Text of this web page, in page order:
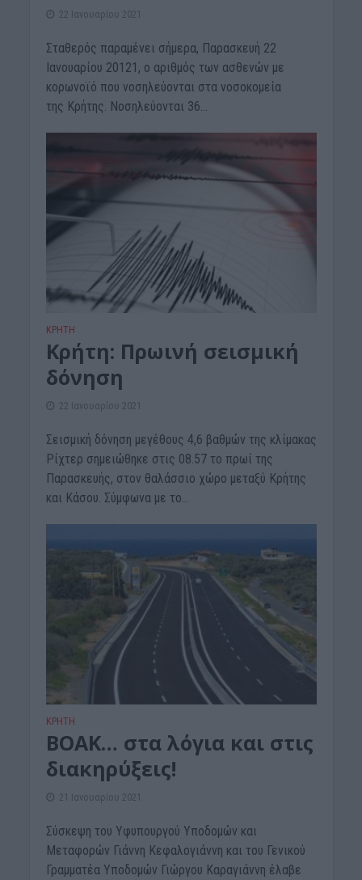
22 Ιανουαρίου 2021
Σταθερός παραμένει σήμερα, Παρασκευή 22
Ιανουαρίου 20121, ο αριθμός των ασθενών με
κορωνοϊό που νοσηλεύονται στα νοσοκομεία
της Κρήτης. Νοσηλεύονται 36...
ΚΡΗΤΗ
Κρήτη: Πρωινή σεισμική
δόνηση
22 Ιανουαρίου 2021
Σεισμική δόνηση μεγέθους 4,6 βαθμών της κλίμακας
Ρίχτερ σημειώθηκε στις 08.57 το πρωί της
Παρασκευής, στον θαλάσσιο χώρο μεταξύ Κρήτης
και Κάσου. Σύμφωνα με το...
ΚΡΗΤΗ
ΒΟΑΚ… στα λόγια και στις
διακηρύξεις!
21 Ιανουαρίου 2021
Σύσκεψη του Υφυπουργού Υποδομών και
Μεταφορών Γιάννη Κεφαλογιάννη και του Γενικού
Γραμματέα Υποδομών Γιώργου Καραγιάννη έλαβε